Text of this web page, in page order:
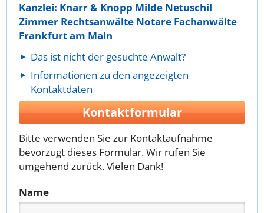
Kanzlei: Knarr & Knopp Milde Netuschil
Zimmer Rechtsanwälte Notare Fachanwälte
Frankfurt am Main
Das ist nicht der gesuchte Anwalt?
Informationen zu den angezeigten
Kontaktdaten
Kontaktformular
Bitte verwenden Sie zur Kontaktaufnahme
bevorzugt dieses Formular. Wir rufen Sie
umgehend zurück. Vielen Dank!
Name